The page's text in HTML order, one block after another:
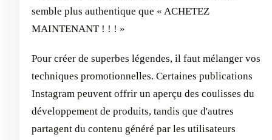
semble plus authentique que « ACHETEZ
MAINTENANT ! ! ! »
Pour créer de superbes légendes, il faut mélanger vos
techniques promotionnelles. Certaines publications
Instagram peuvent offrir un aperçu des coulisses du
développement de produits, tandis que d'autres
partagent du contenu généré par les utilisateurs